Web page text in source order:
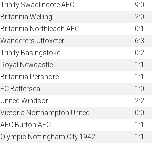
Trinity Swadlincote AFC
9:0
Britannia Welling
2:0
Britannia Northleach AFC
0:1
Wanderers Uttoxeter
6:3
Trinity Basingstoke
0:2
Royal Newcastle
1:1
Britannia Pershore
1:1
FC Battersea
1:0
United Windsor
2:2
Victoria Northampton United
0:0
AFC Burton AFC
1:1
Olympic Nottingham City 1942
1:1